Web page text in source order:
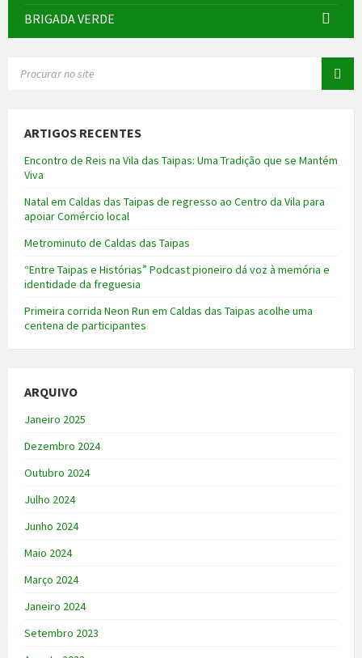
BRIGADA VERDE
ARTIGOS RECENTES
Encontro de Reis na Vila das Taipas: Uma Tradição que se Mantém
Viva
Natal em Caldas das Taipas de regresso ao Centro da Vila para
apoiar Comércio local
Metrominuto de Caldas das Taipas
“Entre Taipas e Histórias” Podcast pioneiro dá voz à memória e
identidade da freguesia
Primeira corrida Neon Run em Caldas das Taipas acolhe uma
centena de participantes
ARQUIVO
Janeiro 2025
Dezembro 2024
Outubro 2024
Julho 2024
Junho 2024
Maio 2024
Março 2024
Janeiro 2024
Setembro 2023